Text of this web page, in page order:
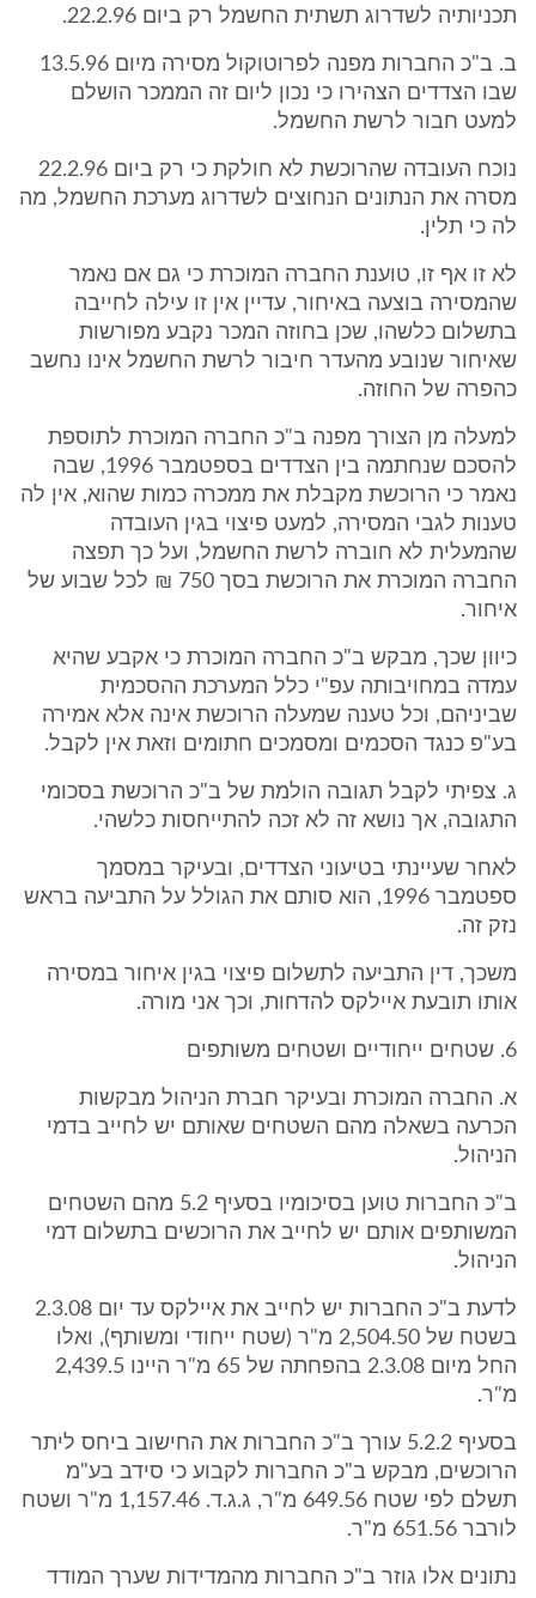
תכניותיה לשדרוג תשתית החשמל רק ביום 22.2.96.
ב. ב"כ החברות מפנה לפרוטוקול מסירה מיום 13.5.96
שבו הצדדים הצהירו כי נכון ליום זה הממכר הושלם
למעט חבור לרשת החשמל.
נוכח העובדה שהרוכשת לא חולקת כי רק ביום 22.2.96
מסרה את הנתונים הנחוצים לשדרוג מערכת החשמל, מה
לה כי תלין.
לא זו אף זו, טוענת החברה המוכרת כי גם אם נאמר
שהמסירה בוצעה באיחור, עדיין אין זו עילה לחייבה
בתשלום כלשהו, שכן בחוזה המכר נקבע מפורשות
שאיחור שנובע מהעדר חיבור לרשת החשמל אינו נחשב
כהפרה של החוזה.
למעלה מן הצורך מפנה ב"כ החברה המוכרת לתוספת
להסכם שנחתמה בין הצדדים בספטמבר 1996, שבה
נאמר כי הרוכשת מקבלת את ממכרה כמות שהוא, אין לה
טענות לגבי המסירה, למעט פיצוי בגין העובדה
שהמעלית לא חוברה לרשת החשמל, ועל כך תפצה
החברה המוכרת את הרוכשת בסך 750 ₪ לכל שבוע של
איחור.
כיוון שכך, מבקש ב"כ החברה המוכרת כי אקבע שהיא
עמדה במחויבותה עפ"י כלל המערכת ההסכמית
שביניהם, וכל טענה שמעלה הרוכשת אינה אלא אמירה
בע"פ כנגד הסכמים ומסמכים חתומים וזאת אין לקבל.
ג. צפיתי לקבל תגובה הולמת של ב"כ הרוכשת בסכומי
התגובה, אך נושא זה לא זכה להתייחסות כלשהי.
לאחר שעיינתי בטיעוני הצדדים, ובעיקר במסמך
ספטמבר 1996, הוא סותם את הגולל על התביעה בראש
נזק זה.
משכך, דין התביעה לתשלום פיצוי בגין איחור במסירה
אותו תובעת איילקס להדחות, וכך אני מורה.
6. שטחים ייחודיים ושטחים משותפים
א. החברה המוכרת ובעיקר חברת הניהול מבקשות
הכרעה בשאלה מהם השטחים שאותם יש לחייב בדמי
הניהול.
ב"כ החברות טוען בסיכומיו בסעיף 5.2 מהם השטחים
המשותפים אותם יש לחייב את הרוכשים בתשלום דמי
הניהול.
לדעת ב"כ החברות יש לחייב את איילקס עד יום 2.3.08
בשטח של 2,504.50 מ"ר (שטח ייחודי ומשותף), ואלו
החל מיום 2.3.08 בהפחתה של 65 מ"ר היינו 2,439.5
מ"ר.
בסעיף 5.2.2 עורך ב"כ החברות את החישוב ביחס ליתר
הרוכשים, מבקש ב"כ החברות לקבוע כי סידב בע"מ
תשלם לפי שטח 649.56 מ"ר, ג.ג.ד. 1,157.46 מ"ר ושטח
לורבר 651.56 מ"ר.
נתונים אלו גוזר ב"כ החברות מהמדידות שערך המודד